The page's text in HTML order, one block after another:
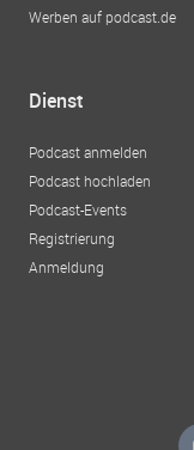
Werben auf podcast.de
Dienst
Podcast anmelden
Podcast hochladen
Podcast-Events
Registrierung
Anmeldung